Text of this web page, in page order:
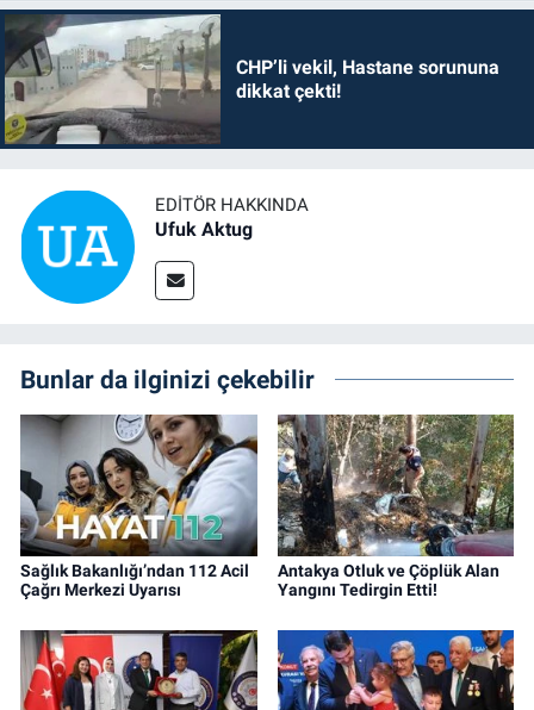
CHP’li vekil, Hastane sorununa
dikkat çekti!
EDITÖR HAKKINDA
Ufuk Aktug
Bunlar da ilginizi çekebilir
Sağlık Bakanlığı’ndan 112 Acil
Çağrı Merkezi Uyarısı
Antakya Otluk ve Çöplük Alan
Yangını Tedirgin Etti!